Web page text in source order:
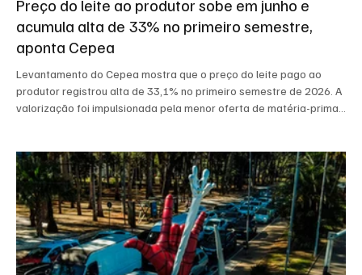
Preço do leite ao produtor sobe em junho e
acumula alta de 33% no primeiro semestre,
aponta Cepea
Levantamento do Cepea mostra que o preço do leite pago ao
produtor registrou alta de 33,1% no primeiro semestre de 2026. A
valorização foi impulsionada pela menor oferta de matéria-prima
perspectivas para o setor.